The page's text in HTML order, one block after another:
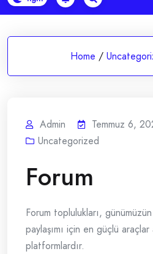
Home /
Admin
Temmuz 6,
Uncategorized
Forum
Forum toplulukları,
paylaşımı için en güçlü araçlar
platformlardır.